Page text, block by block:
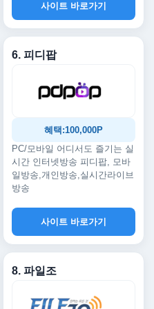
사이트 바로가기
6. 피디팝
혜택:100,000P
PC/모바일 어디서도 즐기는 실
시간 인터넷방송 피디팝, 모바
일방송,개인방송,실시간라이브
방송
사이트 바로가기
8. 파일조